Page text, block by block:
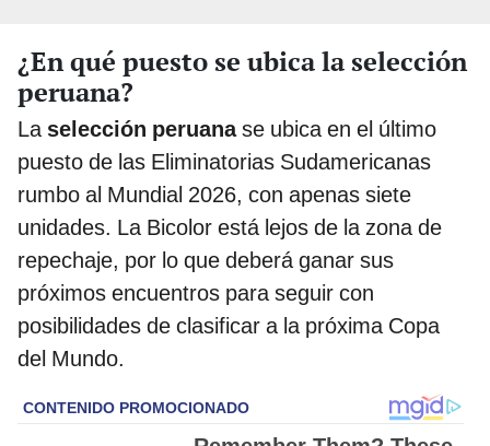
¿En qué puesto se ubica la selección
peruana?
La selección peruanase ubica en el último
puesto de las Eliminatorias Sudamericanas
rumbo al Mundial 2026, con apenas siete
unidades. La Bicolor está lejos de la zona de
repechaje, por lo que deberá ganar sus
próximos encuentros para seguir con
posibilidades de clasificar a la próxima Copa
del Mundo.